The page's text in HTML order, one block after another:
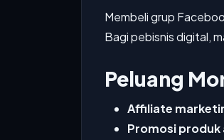
Membeli grup
Bagi pebisnis digital,
Peluang
Affiliate
Promosi produk